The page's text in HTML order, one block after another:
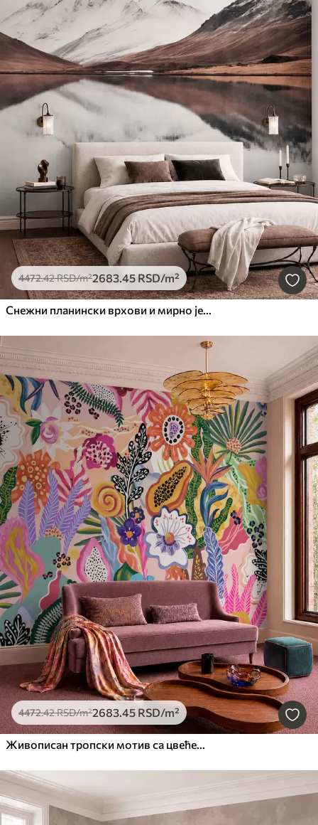
4472.42RSD/m²2683.45 RSD/m²
Снежни планински врхови и мирно језеро са одразом попут огледала
4472.42RSD/m²2683.45 RSD/m²
Живописан тропски мотив са цвећем, лишћем и шареним воћем